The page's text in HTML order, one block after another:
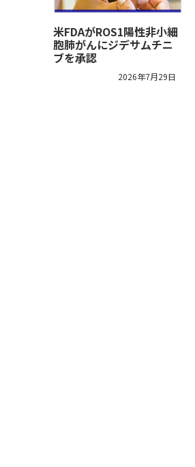
米FDAがROS1陽性非小細
胞肺がんにジデサムチニ
ブを承認
2026年7月29日